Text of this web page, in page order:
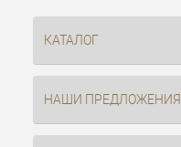
КАТАЛОГ
НАШИ ПРЕДЛОЖЕНИЯ